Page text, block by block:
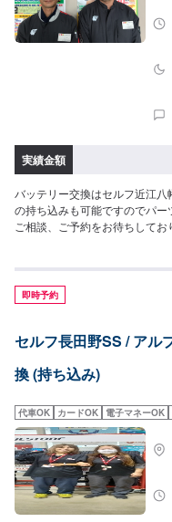
実績金額
バッテリー交換はセルフ近江
の持ち込みも可能ですのでパー
ご相談、ご予約をお待ちして
即時予約
セルフ長田野SS / アル
換 (持ち込み)
代車OK カードOK 電子マネーOK